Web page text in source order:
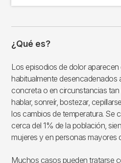
¿Qué es?
Los episodios de dolor
habitualmente desencadenados
concreta o en circunstancias
hablar, sonreír, bostezar,
los cambios de temperatura. Se
cerca del 1% de la población,
mujeres y en personas mayores
Muchos casos pueden tratarse